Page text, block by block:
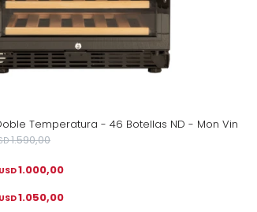
Temperatura - 46 Botellas ND - Mon Vin
1.590,00
USD1.000,00
USD1.050,00